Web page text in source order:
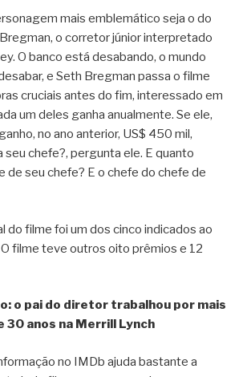
mais emblemático seja o do
o corretor júnior interpretado
O banco está desabando, o mundo
e Seth Bregman passa o filme
cruciais antes do fim, interessado em
um deles ganha anualmente. Se ele,
no ano anterior, US$ 450 mil,
seu chefe?, pergunta ele. E quanto
de seu chefe? E o chefe do chefe de
do filme foi um dos cinco indicados ao
filme teve outros oito prêmios e 12
o pai do diretor trabalhou por mais
30 anos na Merrill Lynch
no IMDb ajuda bastante a